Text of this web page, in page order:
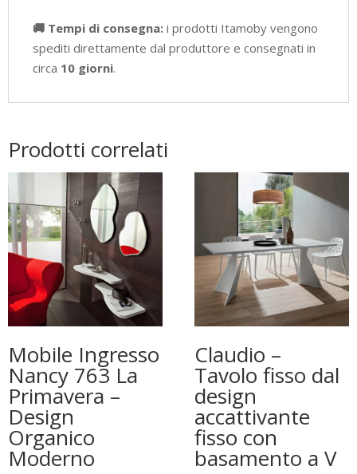
🚚 Tempi di consegna: i prodotti Itamoby vengono
spediti direttamente dal produttore e consegnati in
circa 10 giorni.
Prodotti correlati
Mobile Ingresso
Nancy 763 La
Primavera –
Design
Organico
Moderno
Claudio –
Tavolo fisso dal
design
accattivante
fisso con
basamento a V